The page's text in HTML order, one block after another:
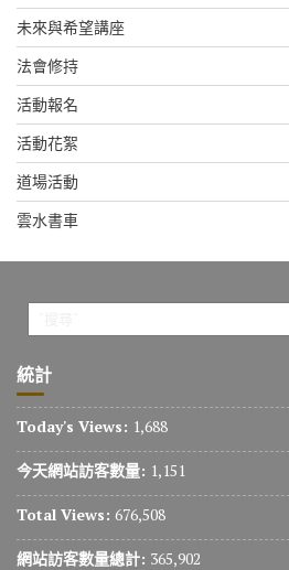
未來與希望講座
法會修持
活動報名
活動花絮
道場活動
雲水書車
統計
Today's Views: 1,688
今天網站訪客數量: 1,151
Total Views: 676,508
網站訪客數量總計: 365,902